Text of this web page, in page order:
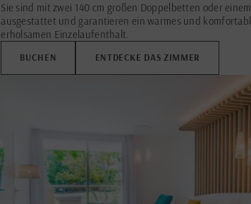
Sie sind mit zwei 140 cm großen Doppelbetten oder
ausgestattet und garantieren ein warmes und
erholsamen Einzelaufenthalt.
BUCHEN ENTDECKE DAS ZIMMER